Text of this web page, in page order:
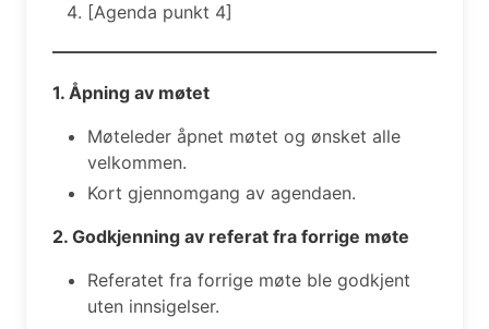
[Agenda punkt 4]
1. Åpning av møtet
Møteleder åpnet møtet og ønsket alle
velkommen.
Kort gjennomgang av agendaen.
2. Godkjenning av referat fra forrige møte
Referatet fra forrige møte ble godkjent
uten innsigelser.